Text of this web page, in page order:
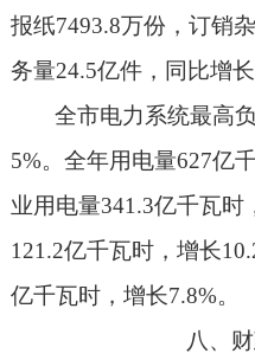
报纸7493.8万份，订销
务量24.5亿件，同比增长
全市电力系统最高
5%。全年用电量627亿
业用电量341.3亿千瓦时
121.2亿千瓦时，增长
亿千瓦时，增长7.8%。
八、